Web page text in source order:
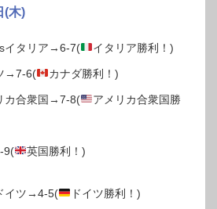
(木)
イタリア→6-7( イタリア勝利！)
→7-6( カナダ勝利！)
カ合衆国→7-8( アメリカ合衆国勝
9( 英国勝利！)
イツ→4-5( ドイツ勝利！)